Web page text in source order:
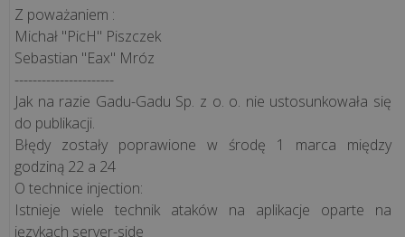
NAJPOPULARNIEJSZE
Co
to
jest
Z poważaniem :
Michał "PicH" Piszczek
Sebastian "Eax" Mróz
----------------------
Jak na razie Gadu-Gadu Sp. z o. o. nie ustosunkowała się
do publikacji.
Błędy zostały poprawione w środę 1 marca między
godziną 22 a 24
O technice injection:
Istnieje wiele technik ataków na aplikacje oparte na
językach server-side